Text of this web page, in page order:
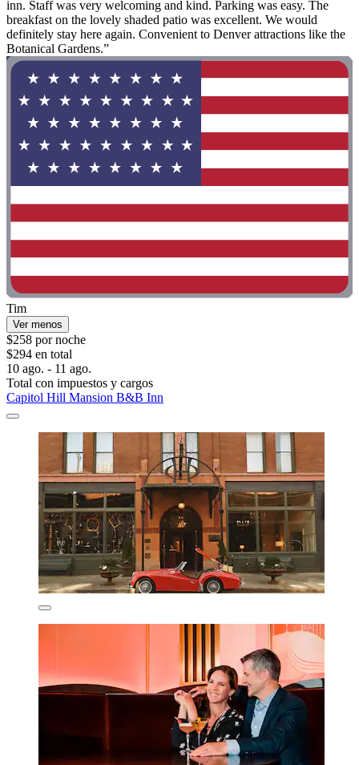
inn. Staff was very welcoming and kind. Parking was easy. The
breakfast on the lovely shaded patio was excellent. We would
definitely stay here again. Convenient to Denver attractions like the
Botanical Gardens.”
Tim
Ver menos
$258 por noche
$294 en total
10 ago. - 11 ago.
Total con impuestos y cargos
Capitol Hill Mansion B&B Inn